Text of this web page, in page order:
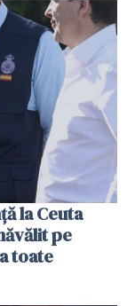
la Ceuta
pe
toate